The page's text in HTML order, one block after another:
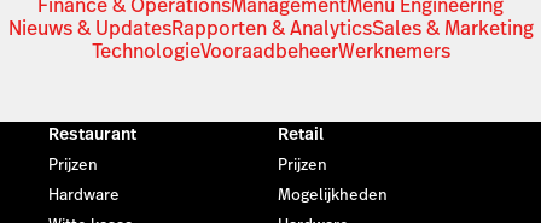
Finance & OperationsManagementMenu Engineering
Nieuws & UpdatesRapporten & AnalyticsSales & Marketing
TechnologieVooraadbeheerWerknemers
Restaurant
Prijzen
Hardware
Retail
Prijzen
Mogelijkheden